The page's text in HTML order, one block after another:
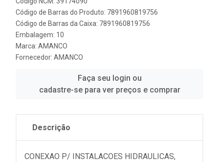
Código de Barras do Produto: 7891960819756
Código de Barras da Caixa: 7891960819756
Embalagem: 10
Marca: AMANCO
Fornecedor: AMANCO
Faça seu login ou
cadastre-se para ver preços e comprar
Descrição
CONEXAO P/ INSTALACOES HIDRAULICAS,